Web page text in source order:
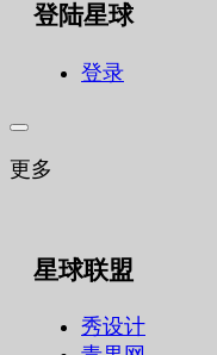
登陆星球
登录
更多
星球联盟
秀设计